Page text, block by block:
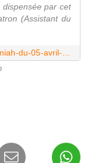
dispensée par cet
(Assistant du